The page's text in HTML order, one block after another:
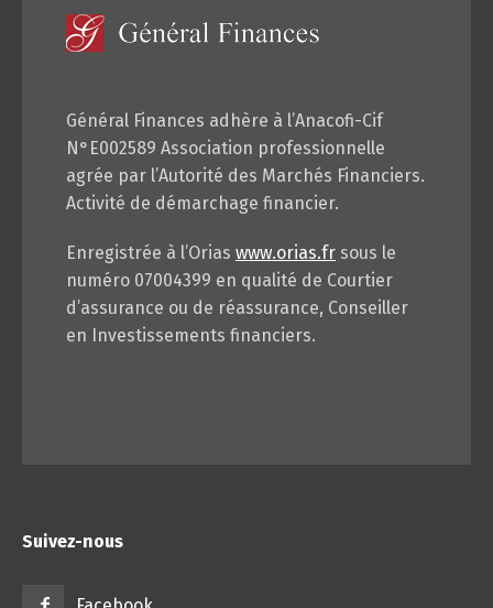
Général Finances adhère à l’Anacofi-Cif
N°E002589 Association professionnelle
agrée par l’Autorité des Marchés Financiers.
Activité de démarchage financier.
Enregistrée à l’Orias www.orias.fr sous le
numéro 07004399 en qualité de Courtier
d’assurance ou de réassurance, Conseiller
en Investissements financiers.
Suivez-nous